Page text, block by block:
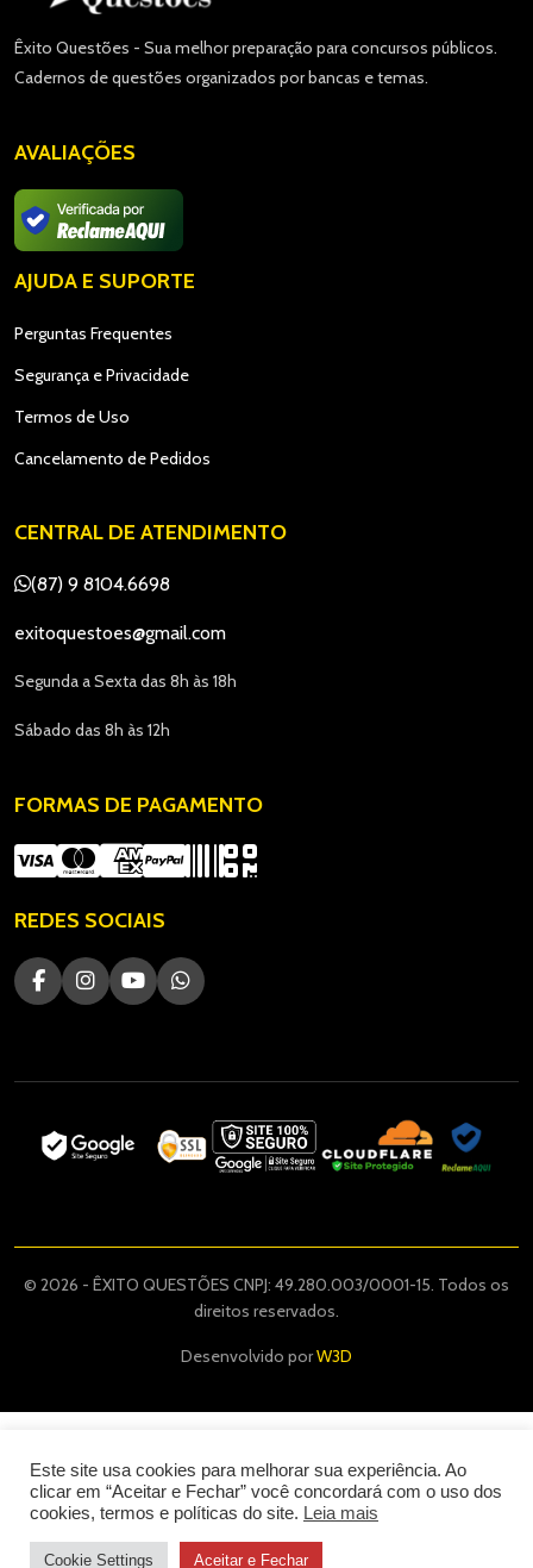
Êxito Questões - Sua melhor preparação para concursos públicos.
Cadernos de questões organizados por bancas e temas.
AVALIAÇÕES
AJUDA E SUPORTE
Perguntas Frequentes
Segurança e Privacidade
Termos de Uso
Cancelamento de Pedidos
CENTRAL DE ATENDIMENTO
(87) 9 8104.6698
exitoquestoes@gmail.com
Segunda a Sexta das 8h às 18h
Sábado das 8h às 12h
FORMAS DE PAGAMENTO
REDES SOCIAIS
© 2026 - ÊXITO QUESTÕES CNPJ: 49.280.003/0001-15. Todos os
direitos reservados.
Desenvolvido porW3D
Este site usa cookies para melhorar sua experiência. Ao
clicar em “Aceitar e Fechar” você concordará com o uso dos
cookies, termos e políticas do site. Leia mais
Cookie Settings Aceitar e Fechar